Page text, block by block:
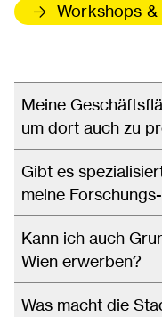
Workshops &
Meine
um dort auch zu
Gibt es
meine
Kann ich auch
Wien erwerben?
Was macht die